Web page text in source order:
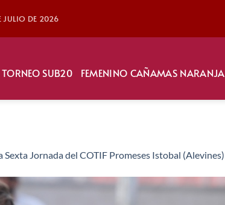
JULIO DE 2026
TORNEO SUB20 FEMENINO CAÑAMAS NARANJA
Sexta Jornada del COTIF Promeses Istobal (Alevines)